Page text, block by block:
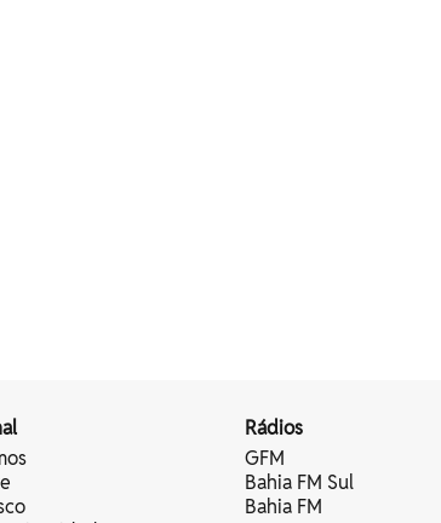
Rádios
GFM
Bahia FM Sul
Bahia FM